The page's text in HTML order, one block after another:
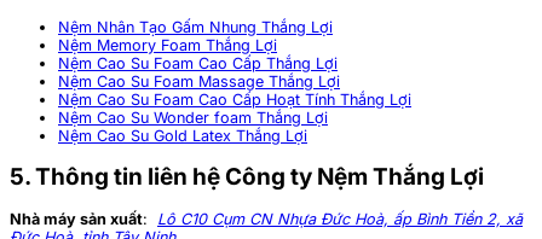
Nệm Nhân Tạo Gấm Nhung Thắng Lợi
Nệm Memory Foam Thắng Lợi
Nệm Cao Su Foam Cao Cấp Thắng Lợi
Nệm Cao Su Foam Massage Thắng Lợi
Nệm Cao Su Foam Cao Cấp Hoạt Tính Thắng Lợi
Nệm Cao Su Wonder foam Thắng Lợi
Nệm Cao Su Gold Latex Thắng Lợi
5. Thông tin liên hệ Công ty Nệm Thắng Lợi
Nhà máy sản xuất: Lô C10 Cụm CN Nhựa Đức Hoà, ấp Bình Tiền 2, xã